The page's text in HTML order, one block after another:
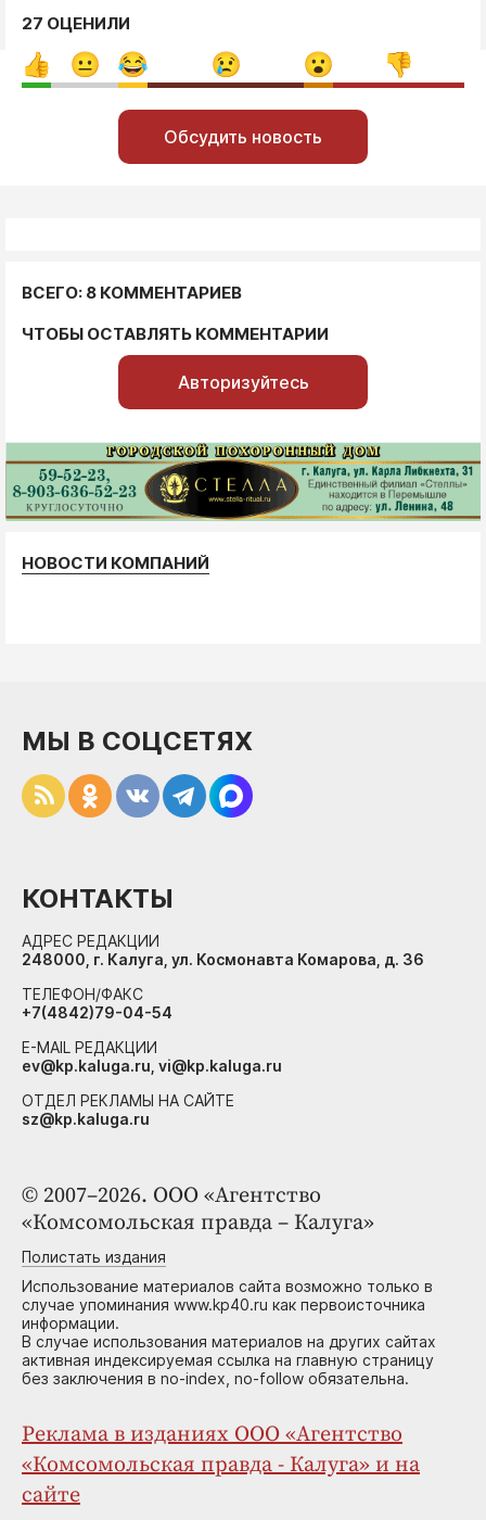
27 ОЦЕНИЛИ
Обсудить новость
ВСЕГО: 8 КОММЕНТАРИЕВ
ЧТОБЫ ОСТАВЛЯТЬ КОММЕНТАРИИ
Авторизуйтесь
НОВОСТИ КОМПАНИЙ
© 2007–2026. ООО «Агентство
«Комсомольская правда – Калуга»
Полистать издания
Использование материалов сайта возможно только в
случае упоминания www.kp40.ru как первоисточника
информации.
В случае использования материалов на других сайтах
активная индексируемая ссылка на главную страницу
без заключения в no-index, no-follow обязательна.
Реклама в изданиях ООО «Агентство
«Комсомольская правда - Калуга» и на
сайте
МЫ В СОЦСЕТЯХ
КОНТАКТЫ
АДРЕС РЕДАКЦИИ
248000, г. Калуга, ул. Космонавта Комарова, д. 36
ТЕЛЕФОН/ФАКС
+7(4842)79-04-54
E-MAIL РЕДАКЦИИ
ev@kp.kaluga.ru, vi@kp.kaluga.ru
ОТДЕЛ РЕКЛАМЫ НА САЙТЕ
sz@kp.kaluga.ru